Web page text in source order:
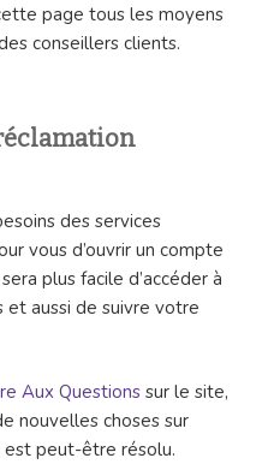
page tous les moyens
conseillers clients.
des services
vous d’ouvrir un compte
plus facile d’accéder à
aussi de suivre votre
Aux Questions sur le site,
nouvelles choses sur
peut-être résolu.